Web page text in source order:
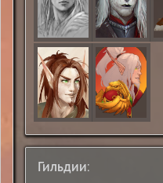
Гильдии: